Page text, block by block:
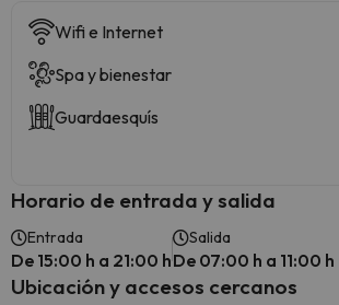
Wifi e Internet
Spa y bienestar
Guardaesquís
Horario de entrada y salida
Entrada
De 15:00 h a 21:00 h
Salida
De 07:00 h a 11:00 h
Ubicación y accesos cercanos